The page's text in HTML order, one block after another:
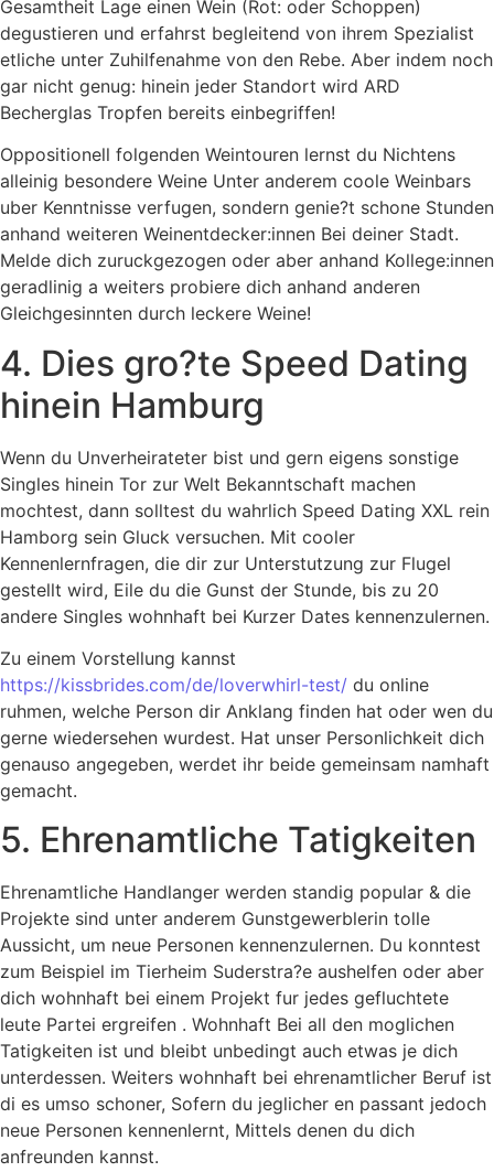
Gesamtheit Lage einen Wein (Rot: oder Schoppen)
degustieren und erfahrst begleitend von ihrem Spezialist
etliche unter Zuhilfenahme von den Rebe. Aber indem noch
gar nicht genug: hinein jeder Standort wird ARD
Becherglas Tropfen bereits einbegriffen!
Oppositionell folgenden Weintouren lernst du Nichtens
alleinig besondere Weine Unter anderem coole Weinbars
uber Kenntnisse verfugen, sondern genie?t schone Stunden
anhand weiteren Weinentdecker:innen Bei deiner Stadt.
Melde dich zuruckgezogen oder aber anhand Kollege:innen
geradlinig a weiters probiere dich anhand anderen
Gleichgesinnten durch leckere Weine!
4. Dies gro?te Speed Dating
hinein Hamburg
Wenn du Unverheirateter bist und gern eigens sonstige
Singles hinein Tor zur Welt Bekanntschaft machen
mochtest, dann solltest du wahrlich Speed Dating XXL rein
Hamborg sein Gluck versuchen. Mit cooler
Kennenlernfragen, die dir zur Unterstutzung zur Flugel
gestellt wird, Eile du die Gunst der Stunde, bis zu 20
andere Singles wohnhaft bei Kurzer Dates kennenzulernen.
Zu einem Vorstellung kannst
https://kissbrides.com/de/loverwhirl-test/ du online
ruhmen, welche Person dir Anklang finden hat oder wen du
gerne wiedersehen wurdest. Hat unser Personlichkeit dich
genauso angegeben, werdet ihr beide gemeinsam namhaft
gemacht.
5. Ehrenamtliche Tatigkeiten
Ehrenamtliche Handlanger werden standig popular & die
Projekte sind unter anderem Gunstgewerblerin tolle
Aussicht, um neue Personen kennenzulernen. Du konntest
zum Beispiel im Tierheim Suderstra?e aushelfen oder aber
dich wohnhaft bei einem Projekt fur jedes gefluchtete
leute Partei ergreifen . Wohnhaft Bei all den moglichen
Tatigkeiten ist und bleibt unbedingt auch etwas je dich
unterdessen. Weiters wohnhaft bei ehrenamtlicher Beruf ist
di es umso schoner, Sofern du jeglicher en passant jedoch
neue Personen kennenlernt, Mittels denen du dich
anfreunden kannst.